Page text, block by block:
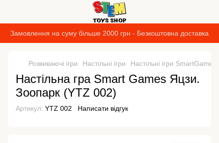
Замовлення на суму більше 2000 грн - Безкоштовна доставка
Розвиваючі ігри Настільні ігри Настільні ігри SmartGames
Настільна гра Smart Games Яцзи.
Зоопарк (YTZ 002)
Артикул: YTZ 002 Написати відгук